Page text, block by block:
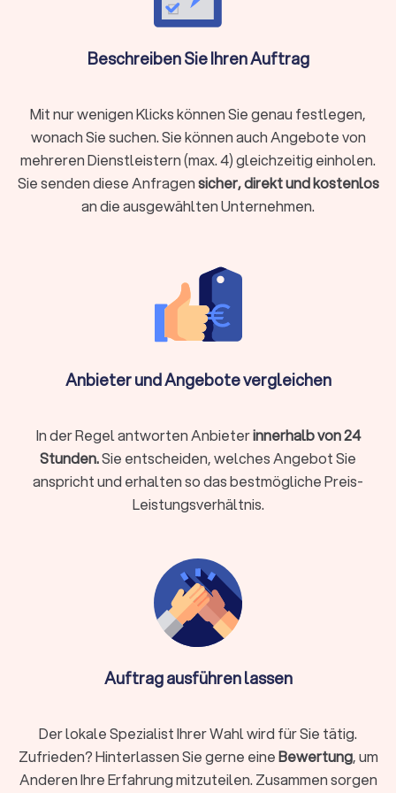
Auswahl und Bearbeitung der Bilder
Online-Galerie mit Downloadrechten
Spezialfälle
Standesamt (2–3 Stunden):kompakter Zeitplan, präzise
Gruppenlogistik
Second Shooter:mehr Blickwinkel bei großen
Gesellschaften/Parallel-Momenten
Drohne (wo erlaubt):Genehmigungen, Sicherheit,
schnelle Festbrennweiten,
Lichtführung, Rauschmanagement
überdachte Spots, Licht-Setups,
ab (Zeitkontingente inkl. Vor-/Nachbereitung).Stundenpreise
kommen v. a. bei kurzen Einsätzen oder Zusatzstunden vor.
Ganztags (10–12 Std.)
3.000+ €
denKosten eines Fotografens für Ihre Hochzeit . Wenn Sie
spezifische Preise suchen, ist es ratsam, Angebote von
mehreren Fotografen anzufordern und zu vergleichen.
Beschreiben Sie Ihren Auftrag
Mit nur wenigen Klicks können Sie genau festlegen,
wonach Sie suchen. Sie können auch Angebote von
mehreren Dienstleistern (max. 4) gleichzeitig einholen.
Sie senden diese Anfragensicher, direkt und kostenlos
an die ausgewählten Unternehmen.
Anbieter und Angebote vergleichen
In der Regel antworten Anbieterinnerhalb von 24
Stunden.Sie entscheiden, welches Angebot Sie
anspricht und erhalten so das bestmögliche Preis-
Leistungsverhältnis.
Auftrag ausführen lassen
Der lokale Spezialist Ihrer Wahl wird für Sie tätig.
Zufrieden? Hinterlassen Sie gerne eineBewertung, um
Anderen Ihre Erfahrung mitzuteilen. Zusammen sorgen